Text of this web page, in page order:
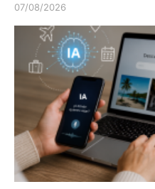
07/08/2026